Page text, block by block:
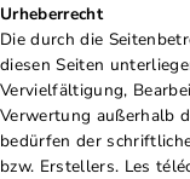
Urheberrecht
Die durch die
diesen Seiten
Vervielfältigung,
Verwertung außerhalb
bedürfen der
bzw. Erstellers. Les